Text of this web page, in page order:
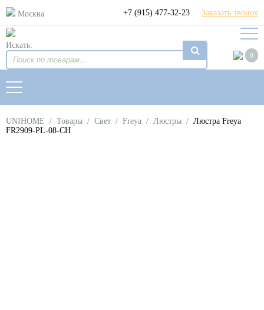
Москва +7 (915) 477-32-23 Заказать звонок
Искать:
0
UNIHOME / Товары / Свет / Freya / Люстры / Люстра Freya
FR2909-PL-08-CH